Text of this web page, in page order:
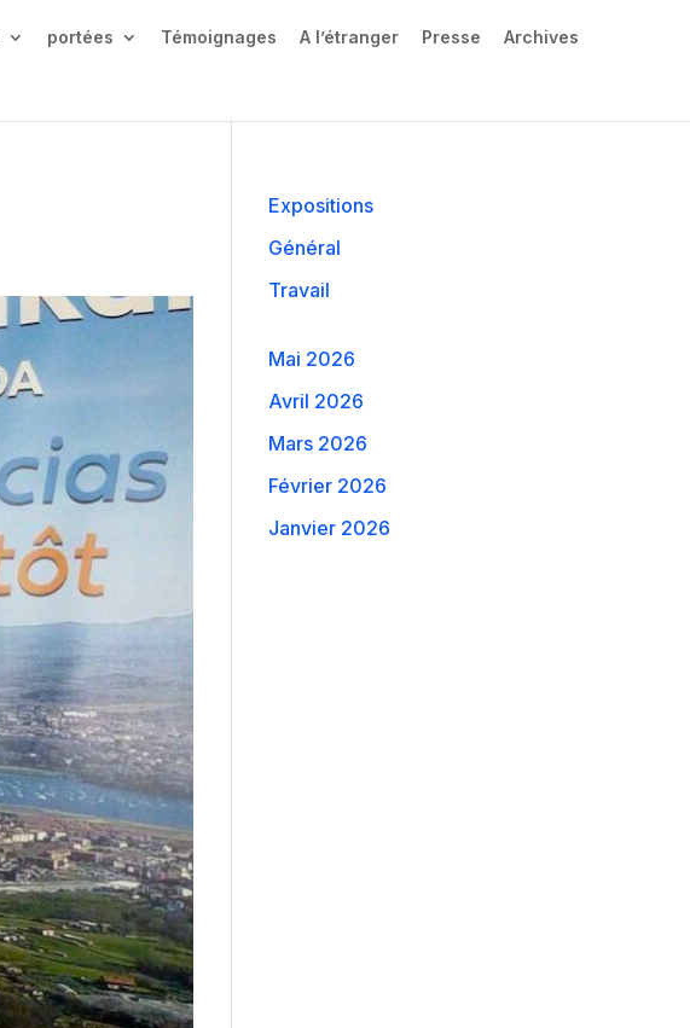
portées Témoignages A l’étranger Presse Archives
Expositions
Général
Travail
Mai 2026
Avril 2026
Mars 2026
Février 2026
Janvier 2026